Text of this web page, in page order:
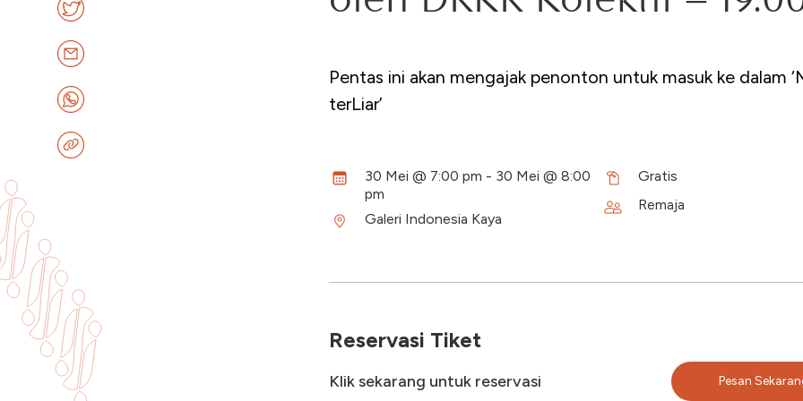
Pentas ini akan mengajak penonton untuk masuk ke dalam
terLiar’
30 Mei @ 7:00 pm - 30 Mei @ 8:00
pm
Galeri Indonesia Kaya
Gratis
Remaja
Reservasi Tiket
Klik sekarang untuk reservasi Pesan